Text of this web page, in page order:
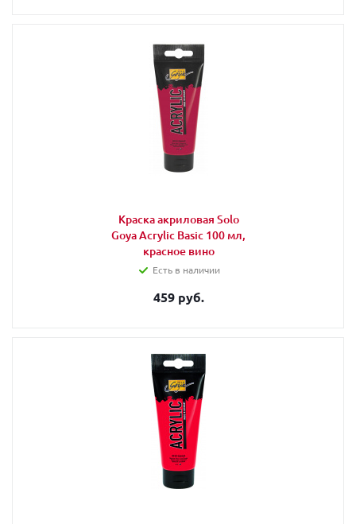
Краска акриловая Solo
Goya Acrylic Basic 100 мл,
красное вино
Есть в наличии
459 руб.